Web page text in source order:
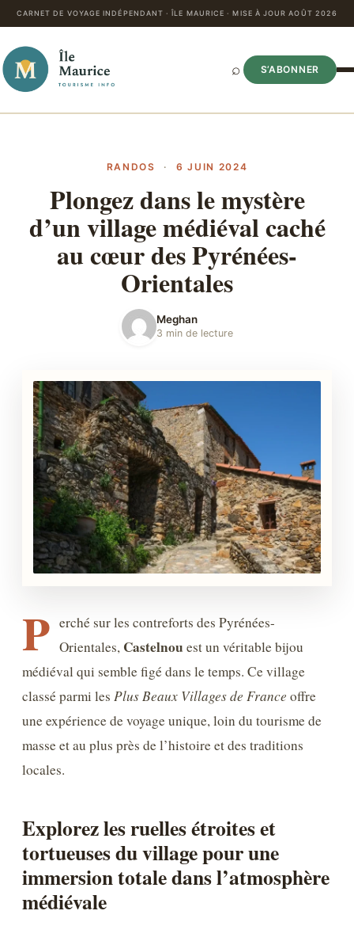
CARNET DE VOYAGE INDÉPENDANT · ÎLE MAURICE · MISE À JOUR AOÛT 2026
⌕ S’ABONNER
RANDOS · 6 JUIN 2024
Plongez dans le mystère
d’un village médiéval caché
au cœur des Pyrénées-
Orientales
Meghan
3 min de lecture
P erché sur les contreforts des Pyrénées-
Orientales, Castelnou est un véritable bijou
médiéval qui semble figé dans le temps. Ce village
classé parmi les Plus Beaux Villages de France offre
une expérience de voyage unique, loin du tourisme de
masse et au plus près de l’histoire et des traditions
locales.
Explorez les ruelles étroites et
tortueuses du village pour une
immersion totale dans l’atmosphère
médiévale